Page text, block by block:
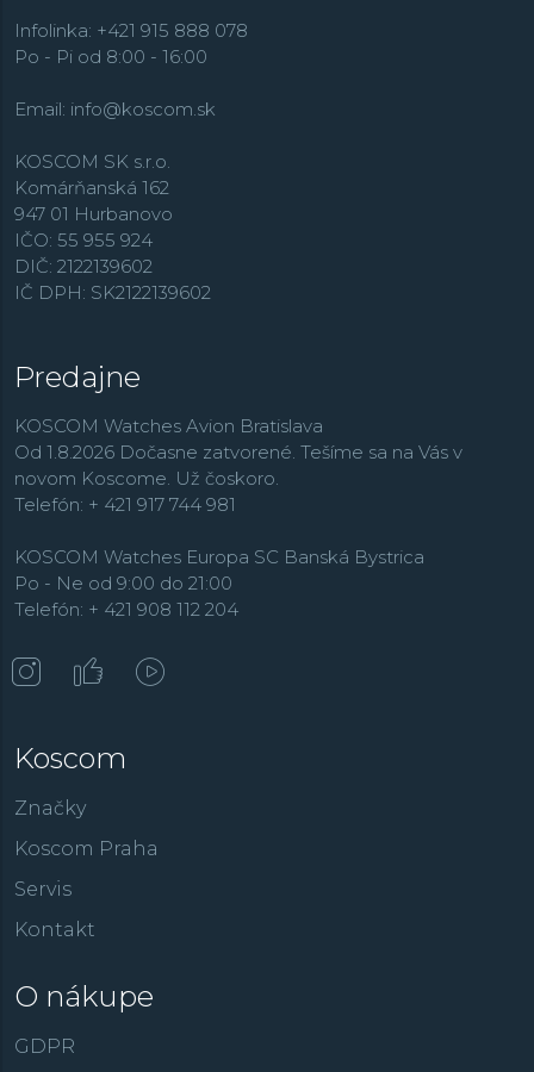
Infolinka: +421 915 888 078
Po - Pi od 8:00 - 16:00
Email: info@koscom.sk
KOSCOM SK s.r.o.
Komárňanská 162
947 01 Hurbanovo
IČO: 55 955 924
DIČ: 2122139602
IČ DPH: SK2122139602
Predajne
KOSCOM Watches Avion Bratislava
Od 1.8.2026 Dočasne zatvorené. Tešíme sa na Vás v
novom Koscome. Už čoskoro.
Telefón: + 421 917 744 981
KOSCOM Watches Europa SC Banská Bystrica
Po - Ne od 9:00 do 21:00
Telefón: + 421 908 112 204
Koscom
Značky
Koscom Praha
Servis
Kontakt
O nákupe
GDPR